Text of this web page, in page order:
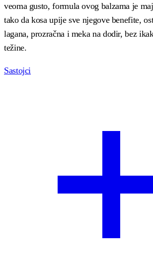
veoma gusto, formula ovog balzama je
tako da kosa upije sve njegove benefite,
lagana, prozračna i meka na dodir, bez
težine.
Sastojci